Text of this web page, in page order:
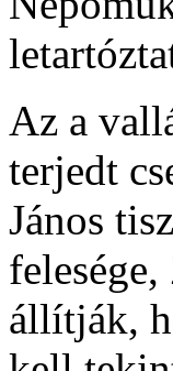
Az a
terjedt
János
állítják,